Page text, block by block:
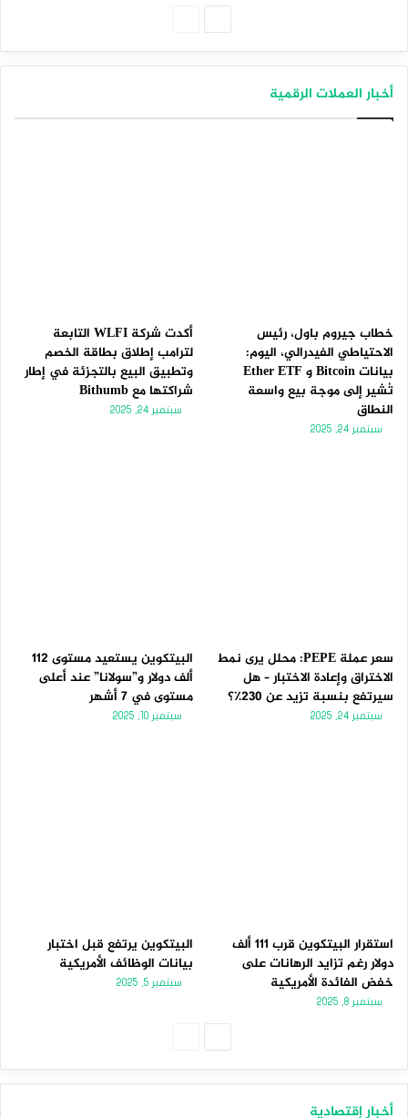
أخبار العملات الرقمية
خطاب جيروم باول، رئيس
الاحتياطي الفيدرالي، اليوم:
بيانات Bitcoin و Ether ETF
تُشير إلى موجة بيع واسعة
النطاق
سبتمبر 24, 2025
أكدت شركة WLFI التابعة
لترامب إطلاق بطاقة الخصم
وتطبيق البيع بالتجزئة في إطار
شراكتها مع Bithumb
سبتمبر 24, 2025
سعر عملة PEPE: محلل يرى نمط
الاختراق وإعادة الاختبار – هل
سيرتفع بنسبة تزيد عن 230٪؟
سبتمبر 24, 2025
البيتكوين يستعيد مستوى 112
ألف دولار و”سولانا” عند أعلى
مستوى في 7 أشهر
سبتمبر 10, 2025
استقرار البيتكوين قرب 111 ألف
دولار رغم تزايد الرهانات على
خفض الفائدة الأمريكية
سبتمبر 8, 2025
البيتكوين يرتفع قبل اختبار
بيانات الوظائف الأمريكية
سبتمبر 5, 2025
أخبار إقتصادية